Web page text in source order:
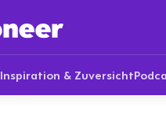
Inspiration & Zuversicht